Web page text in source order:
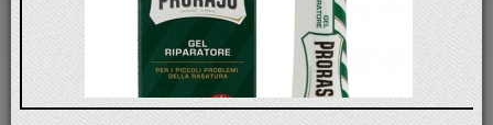
ПОСЛЕ БРИТЬЯ
ДЛЯ БОРОДЫ И УСОВ
ДЛЯ ВОЛОС И ТЕЛА
ЧАШКИ